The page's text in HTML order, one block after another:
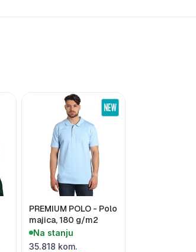
PREMIUM POLO - Polo
majica, 180 g/m2
Na stanju
35.818 kom.